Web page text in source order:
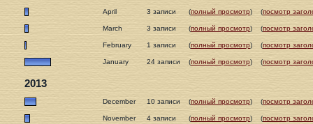
April 3 записи (полный просмотр) (посмотр
March 3 записи (полный просмотр) (посмотр
February 1 записи (полный просмотр) (посмотр
January 24 записи (полный просмотр) (посмотр
2013
December 10 записи (полный просмотр) (посмотр
November 4 записи (полный просмотр) (посмотр